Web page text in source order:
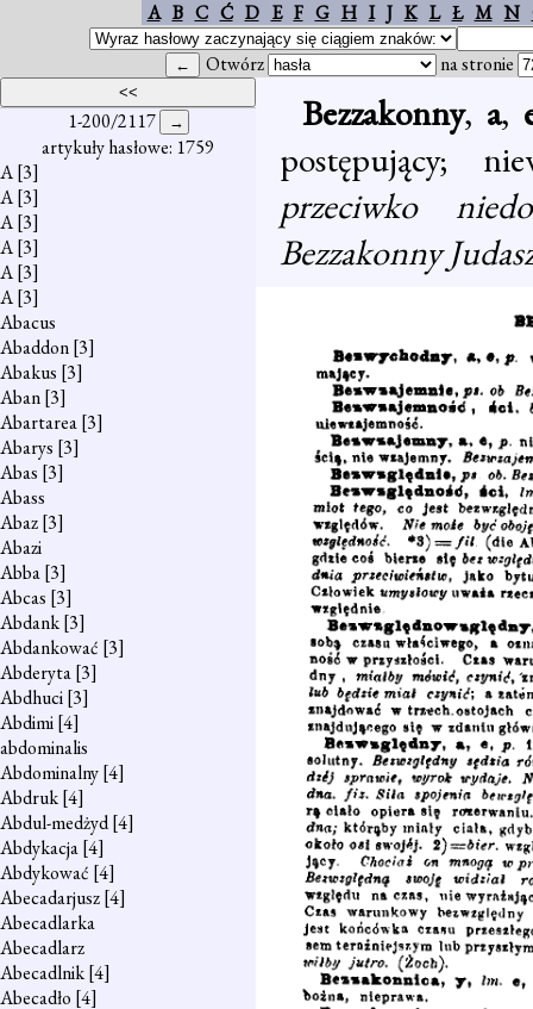
A B C Ć D E F G H I J K L Ł M N
Otwórz na stronie
1-200/2117
artykuły hasłowe: 1759
A[3]
A[3]
A[3]
A[3]
A[3]
A[3]
Abacus
Abaddon[3]
Abakus [3]
Aban[3]
Abartarea[3]
Abarys [3]
Abas [3]
Abass
Abaz[3]
Abazi
Abba[3]
Abcas [3]
Abdank[3]
Abdankować [3]
Abderyta[3]
Abdhuci[3]
Abdimi[4]
abdominalis
Abdominalny[4]
Abdruk[4]
Abdul-medżyd[4]
Abdykacja[4]
Abdykować [4]
Abecadarjusz[4]
Abecadlarka
Abecadlarz
Abecadlnik[4]
Abecadło [4]
Bezzakonny, a,
postępujący;
przeciwko
Bezzakonny